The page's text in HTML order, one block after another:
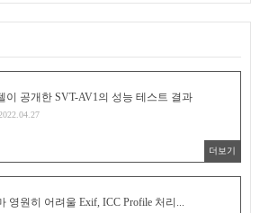
이 공개한 SVT-AV1의 성능 테스트 결과
더보기
영원히 어려울 Exif, ICC Profile 처리...